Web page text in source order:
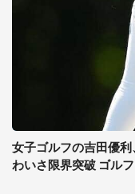
女子ゴルフの吉田優
わいさ限界突破 ゴル